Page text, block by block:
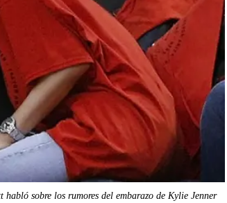
habló sobre los rumores del embarazo de Kylie Jenner